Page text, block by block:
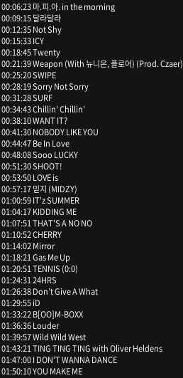
00:06:23 마.피.아. in the morning
00:09:15 달라달라
00:12:35 Not Shy
00:15:33 ICY
00:18:45 Twenty
00:21:39 Weapon (With 뉴니온, 플로어) (Prod. Czaer)
00:25:20 SWIPE
00:28:19 Sorry Not Sorry
00:31:28 SURF
00:34:43 Chillin' Chillin'
00:38:10 WANT IT?
00:41:30 NOBODY LIKE YOU
00:44:47 Be In Love
00:48:08 Sooo LUCKY
00:51:30 SHOOT!
00:53:50 LOVE is
00:57:17 믿지 (MIDZY)
01:00:59 IT'z SUMMER
01:04:17 KIDDING ME
01:07:51 THAT'S A NO NO
01:10:52 CHERRY
01:14:02 Mirror
01:18:21 Gas Me Up
01:20:51 TENNIS (0:0)
01:24:31 24HRS
01:26:38 Don’t Give A What
01:29:55 iD
01:33:22 B[OO]M-BOXX
01:36:36 Louder
01:39:57 Wild Wild West
01:43:21 TING TING TING with Oliver Heldens
01:47:00 I DON’T WANNA DANCE
01:50:10 YOU MAKE ME